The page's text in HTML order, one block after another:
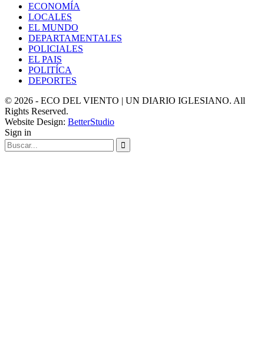
ECONOMÍA
LOCALES
EL MUNDO
DEPARTAMENTALES
POLICIALES
EL PAIS
POLITÍCA
DEPORTES
© 2026 - ECO DEL VIENTO | UN DIARIO IGLESIANO. All
Rights Reserved.
Website Design: BetterStudio
Sign in